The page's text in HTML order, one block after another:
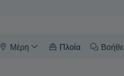
Μέρη Πλοία